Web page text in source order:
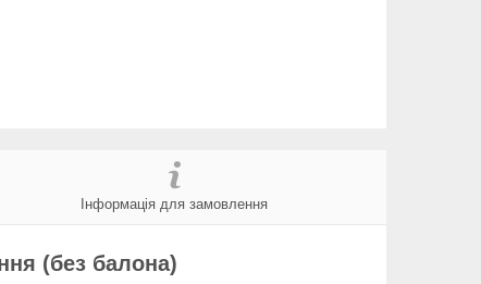
Інформація для замовлення
(без балона)